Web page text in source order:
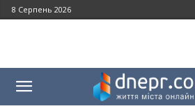
8 Серпень 2026